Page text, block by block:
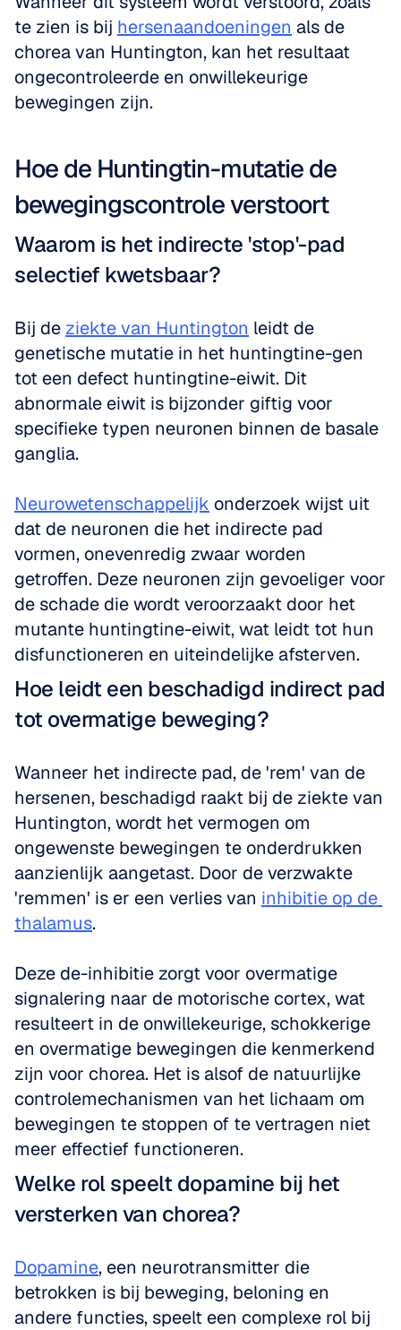
te zien is bij hersenaandoeningen als de
chorea van Huntington, kan het resultaat
ongecontroleerde en onwillekeurige
bewegingen zijn.
Hoe de Huntingtin-mutatie de
bewegingscontrole verstoort
Waarom is het indirecte 'stop'-pad
selectief kwetsbaar?
Bij de ziekte van Huntington leidt de
genetische mutatie in het huntingtine-gen
tot een defect huntingtine-eiwit. Dit
abnormale eiwit is bijzonder giftig voor
specifieke typen neuronen binnen de basale
ganglia.
Neurowetenschappelijk onderzoek wijst uit
dat de neuronen die het indirecte pad
vormen, onevenredig zwaar worden
getroffen. Deze neuronen zijn gevoeliger voor
de schade die wordt veroorzaakt door het
mutante huntingtine-eiwit, wat leidt tot hun
disfunctioneren en uiteindelijke afsterven.
Hoe leidt een beschadigd indirect pad
tot overmatige beweging?
Wanneer het indirecte pad, de 'rem' van de
hersenen, beschadigd raakt bij de ziekte van
Huntington, wordt het vermogen om
ongewenste bewegingen te onderdrukken
aanzienlijk aangetast. Door de verzwakte
'remmen' is er een verlies van inhibitie op de
thalamus.
Deze de-inhibitie zorgt voor overmatige
signalering naar de motorische cortex, wat
resulteert in de onwillekeurige, schokkerige
en overmatige bewegingen die kenmerkend
zijn voor chorea. Het is alsof de natuurlijke
controlemechanismen van het lichaam om
bewegingen te stoppen of te vertragen niet
meer effectief functioneren.
Welke rol speelt dopamine bij het
versterken van chorea?
Dopamine, een neurotransmitter die
betrokken is bij beweging, beloning en
andere functies, speelt een complexe rol bij